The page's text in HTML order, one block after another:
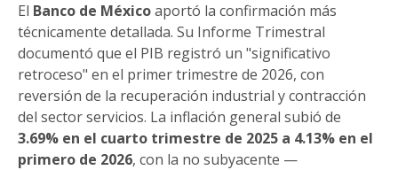
El Banco de Méxicoaportó la confirmación más
técnicamente detallada. Su Informe Trimestral
documentó que el PIB registró un "significativo
retroceso" en el primer trimestre de 2026, con
reversión de la recuperación industrial y contracción
del sector servicios. La inflación general subió de
3.69% en el cuarto trimestre de 2025 a 4.13% en el
primero de 2026, con la no subyacente —